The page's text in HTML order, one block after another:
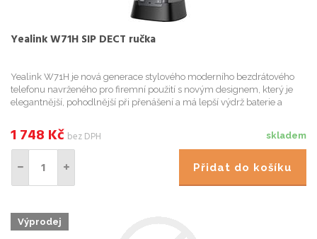
Yealink W71H SIP DECT ručka
Yealink W71H je nová generace stylového moderního bezdrátového
telefonu navrženého pro firemní použití s novým designem, který je
elegantnější, pohodlnější při přenášení a má lepší výdrž baterie a
skladem
1 748 Kč bez DPH
Přidat do košíku
Výprodej